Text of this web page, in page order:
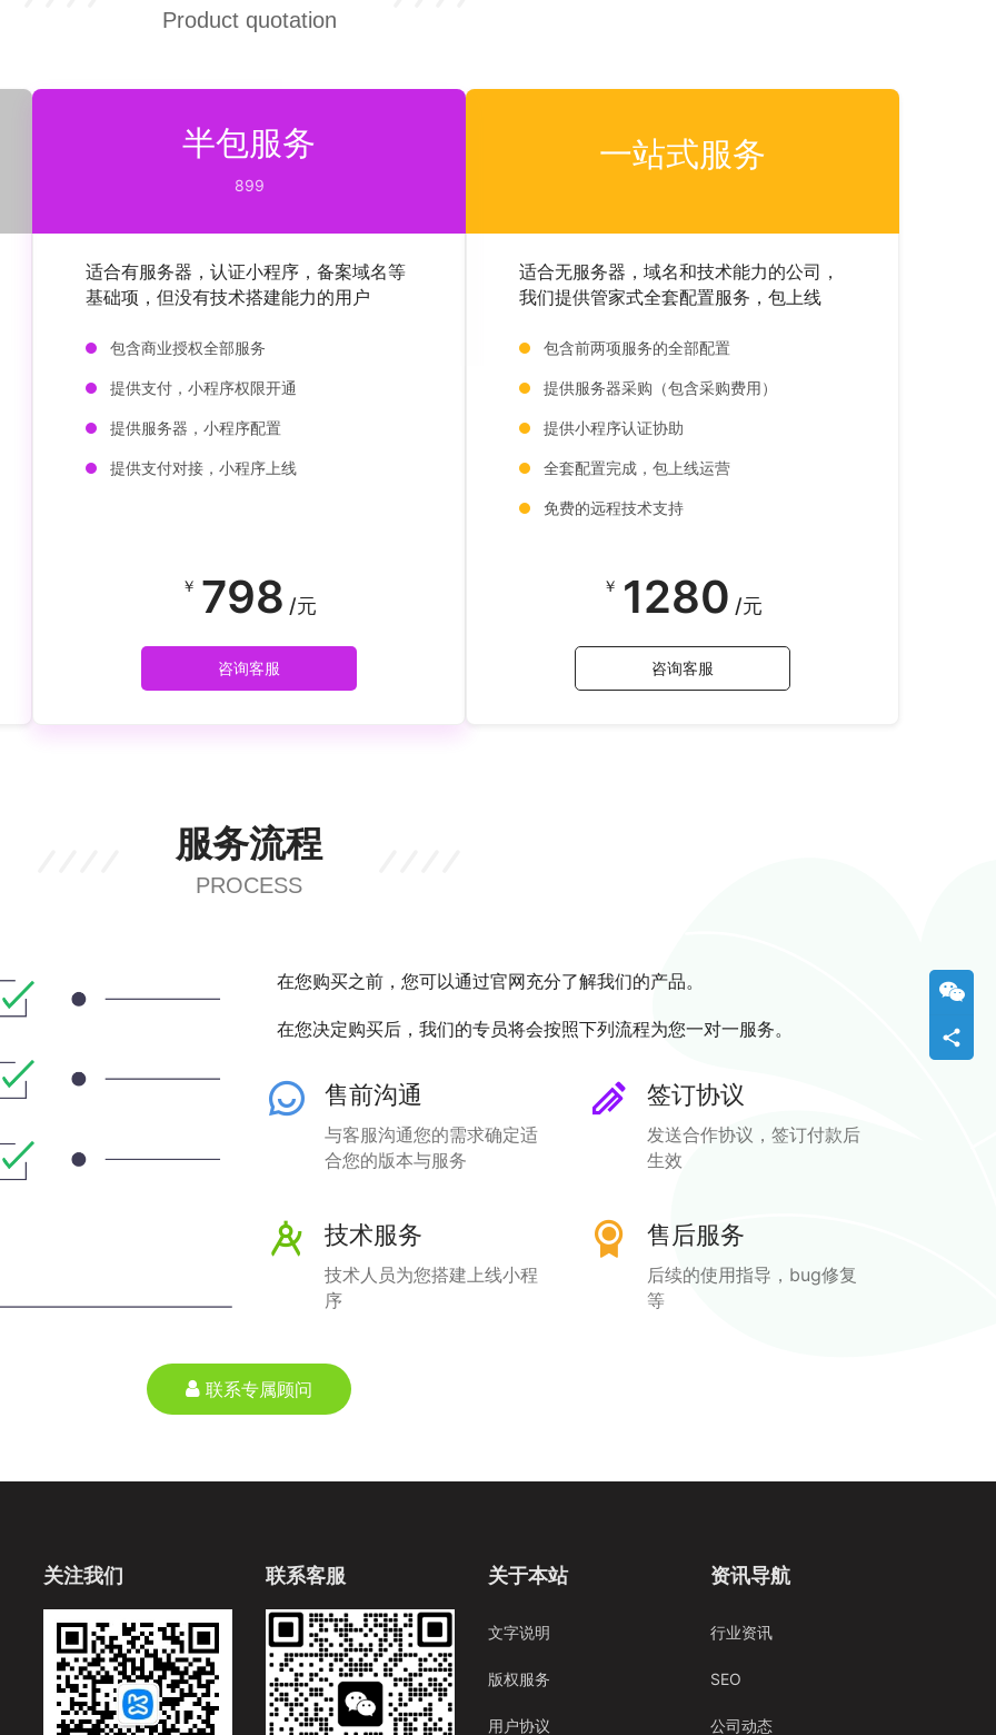
Product quotation
半包服务
899
适合有服务器，认证小程序，备案域名等
基础项，但没有技术搭建能力的用户
包含商业授权全部服务
提供支付，小程序权限开通
提供服务器，小程序配置
提供支付对接，小程序上线
￥ 798 /元
咨询客服
一站式服务
适合无服务器，域名和技术能力的公司，
我们提供管家式全套配置服务，包上线
包含前两项服务的全部配置
提供服务器采购（包含采购费用）
提供小程序认证协助
全套配置完成，包上线运营
免费的远程技术支持
￥ 1280 /元
咨询客服
服务流程
PROCESS
在您购买之前，您可以通过官网充分了解我们的产品。
在您决定购买后，我们的专员将会按照下列流程为您一对一服务。
售前沟通
与客服沟通您的需求确定适
合您的版本与服务
签订协议
发送合作协议，签订付款后
生效
技术服务
技术人员为您搭建上线小程
序
售后服务
后续的使用指导，bug修复
等
联系专属顾问
关注我们 联系客服 关于本站
文字说明
版权服务
用户协议
资讯导航
行业资讯
SEO
公司动态